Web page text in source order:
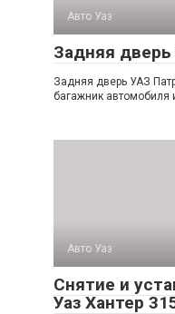
Авто Уаз
Задняя
Задняя дверь УАЗ
багажник автомобиля
Авто Уаз
Снятие и
Уаз Хантер